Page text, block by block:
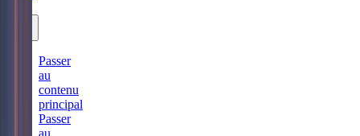
Passer
au
contenu
principal
Passer
au